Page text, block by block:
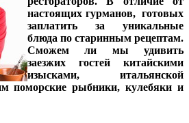
настоящих гурманов, готовых
заплатить за уникальные
блюда по старинным рецептам.
Сможем ли мы удивить
заезжих гостей китайскими
изысками, итальянской
поморские рыбники, кулебяки и